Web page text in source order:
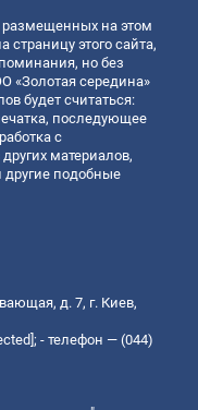
на этом
этого сайта,
но без
«Золотая середина»
будет считаться:
последующее
с
материалов,
другие подобные
д. 7, г. Киев,
; - телефон — (044)